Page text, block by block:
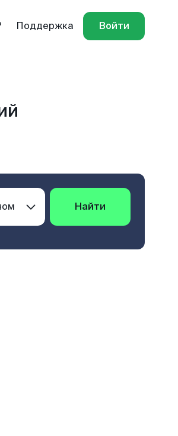
Поддержка Войти
Найти